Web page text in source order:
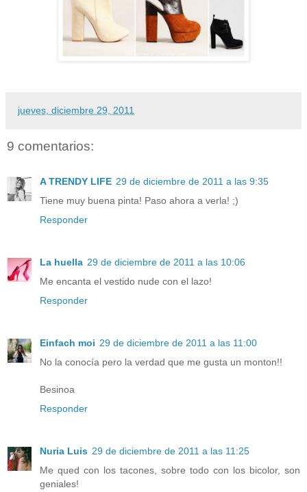
jueves, diciembre 29, 2011
9 comentarios:
A TRENDY LIFE 29 de diciembre de 2011 a las 9:35
Tiene muy buena pinta! Paso ahora a verla! ;)
Responder
La huella 29 de diciembre de 2011 a las 10:06
Me encanta el vestido nude con el lazo!
Responder
Einfach moi 29 de diciembre de 2011 a las 11:00
No la conocía pero la verdad que me gusta un monton!!
Besinoa
Responder
Nuria Luis 29 de diciembre de 2011 a las 11:25
Me qued con los tacones, sobre todo con los bicolor, son
geniales!